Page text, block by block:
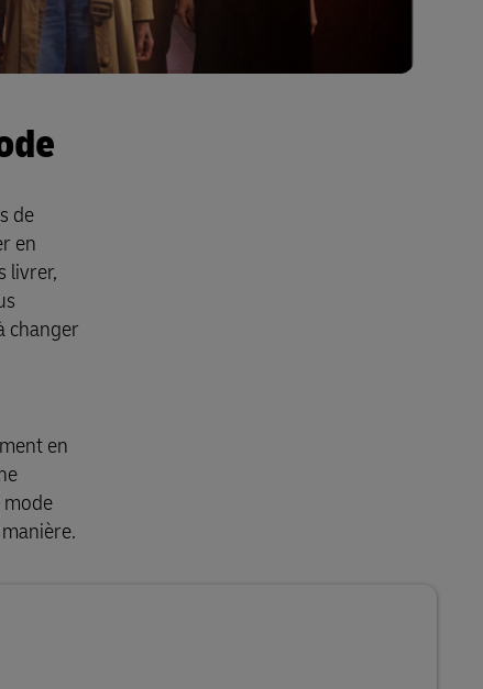
de
en
livrer,
changer
en
mode